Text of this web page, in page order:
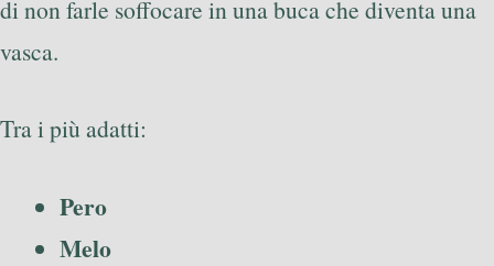
di non farle soffocare in una buca che diventa una
vasca.
Tra i più adatti:
Pero
Melo